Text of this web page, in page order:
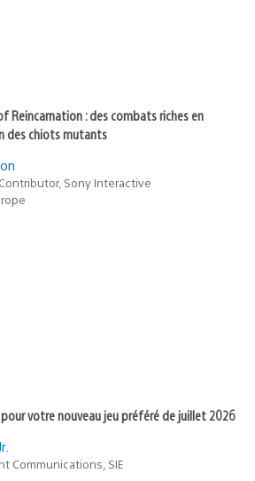
Reincarnation : des combats riches en
des chiots mutants
Sony Interactive
votre nouveau jeu préféré de juillet 2026
Communications, SIE